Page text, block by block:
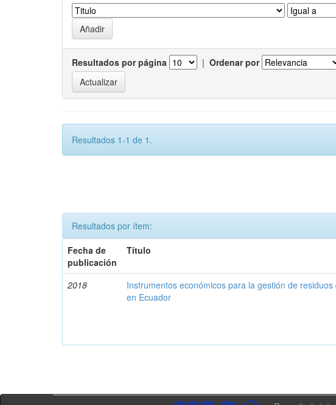
Resultados por página | Ordenar por
Resultados 1-1 de 1.
Resultados por ítem:
Fecha de
publicación
Título
2018
Instrumentos económicos para la gestión de residuos
en Ecuador